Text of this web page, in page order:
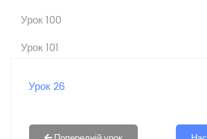
Урок 100
Урок 101
Урок 26